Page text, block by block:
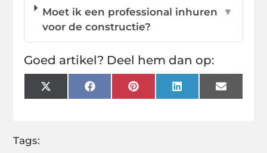
Moet ik een professional inhuren
voor de constructie?
▼
Goed artikel? Deel hem dan op:
X
(Twitter)
FacebookPinterestLinkedInEmail
Tags: